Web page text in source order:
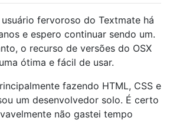
usuário fervoroso do Textmate há
e espero continuar sendo um.
o recurso de versões do OSX
ótima e fácil de usar.
fazendo HTML, CSS e
um desenvolvedor solo. É certo
não gastei tempo